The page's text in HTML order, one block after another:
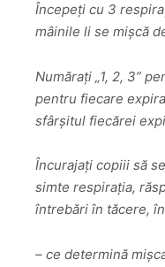
Începeți cu 3
mâinile li se mișcă
Numărați „1, 2, 3”
pentru fiecare
sfârșitul fiecărei
Încurajați copiii să
simte respirația,
întrebări în tăcere,
– ce determină